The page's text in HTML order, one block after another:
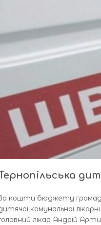
кошти бюджету громади
комунальної
лікар Андрій